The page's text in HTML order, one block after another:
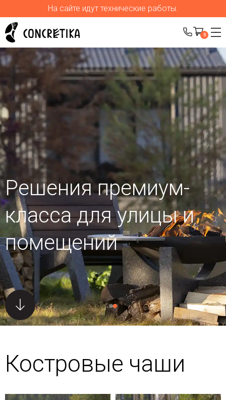
На сайте идут технические работы.
0
Решения премиум-
класса для улицыи
помещений
Костровые чаши